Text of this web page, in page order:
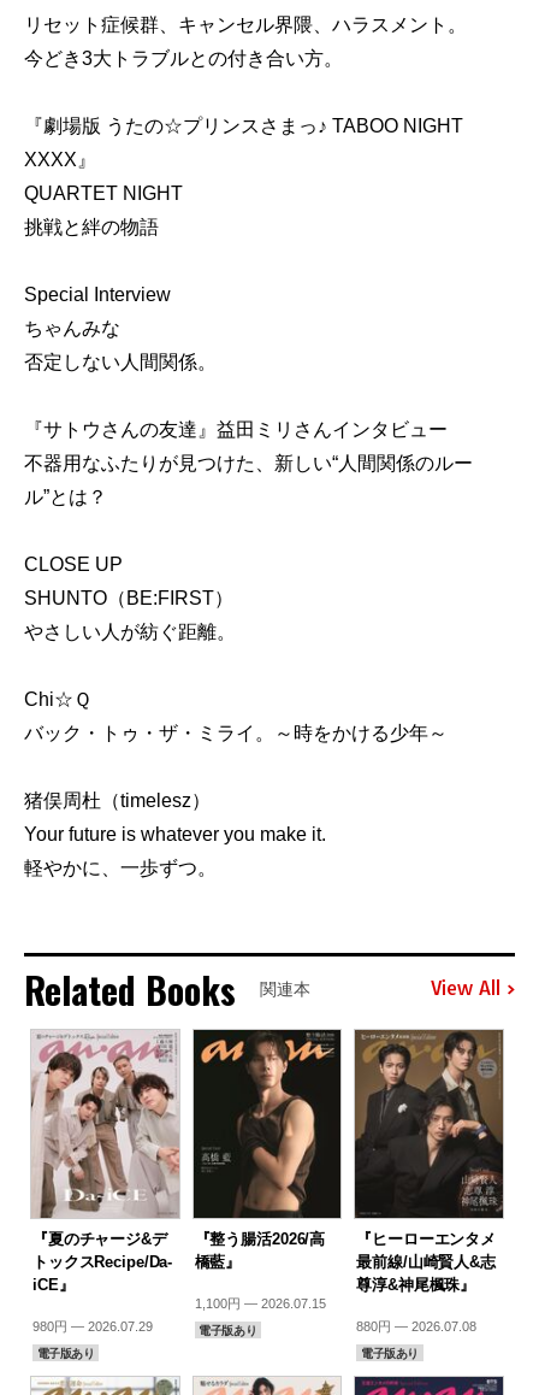
リセット症候群、キャンセル界隈、ハラスメント。
今どき3大トラブルとの付き合い方。
『劇場版 うたの☆プリンスさまっ♪ TABOO NIGHT
XXXX』
QUARTET NIGHT
挑戦と絆の物語
Special Interview
ちゃんみな
否定しない人間関係。
『サトウさんの友達』益田ミリさんインタビュー
不器用なふたりが見つけた、新しい“人間関係のルー
ル”とは？
CLOSE UP
SHUNTO（BE:FIRST）
やさしい人が紡ぐ距離。
Chi☆Ｑ
バック・トゥ・ザ・ミライ。～時をかける少年～
猪俣周杜（timelesz）
Your future is whatever you make it.
軽やかに、一歩ずつ。
Related Books 関連本 View All
『夏のチャージ&デ
トックスRecipe/Da-
iCE』
980円 — 2026.07.29
電子版あり
『整う腸活2026/高
橋藍』
1,100円 — 2026.07.15
電子版あり
『ヒーローエンタメ
最前線/山崎賢人&志
尊淳&神尾楓珠』
880円 — 2026.07.08
電子版あり